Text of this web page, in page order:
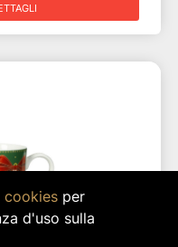
cookiesper
d'uso sulla